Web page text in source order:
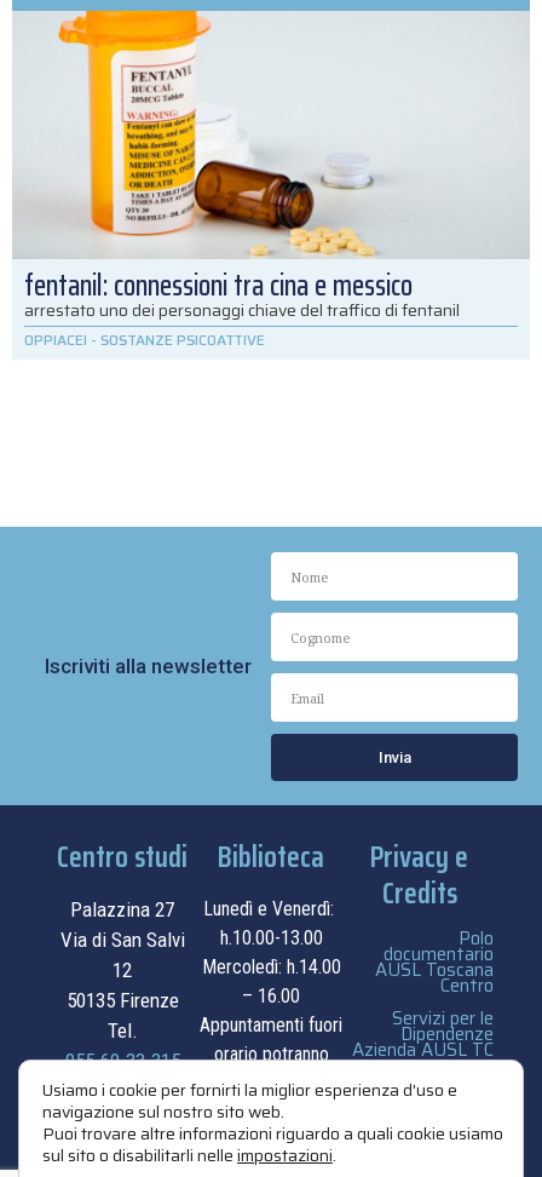
fentanil: connessioni tra cina e messico
arrestato uno dei personaggi chiave del traffico di fentanil
OPPIACEI - SOSTANZE PSICOATTIVE
Iscriviti alla newsletter
Invia
Centro studi
Palazzina 27
Via di San Salvi
12
50135 Firenze
Tel.
055.69.33.315
contatti
Biblioteca
Lunedì e Venerdì:
h.10.00-13.00
Mercoledì: h.14.00
– 16.00
Appuntamenti fuori
orario potranno
essere
concordati su
appuntamento.
Privacy e
Credits
Polo
documentario
AUSL Toscana
Centro
Servizi per le
Dipendenze
Azienda AUSL TC
privacy e cookie
Usiamo i cookie per fornirti la miglior esperienza d'uso e
navigazione sul nostro sito web.
Puoi trovare altre informazioni riguardo a quali cookie usiamo
sul sito o disabilitarli nelleimpostazioni.